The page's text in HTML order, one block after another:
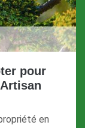
pour
en